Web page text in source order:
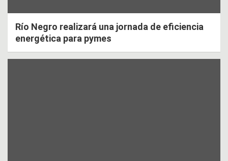
Río Negro realizará una jornada de eficiencia
energética para pymes